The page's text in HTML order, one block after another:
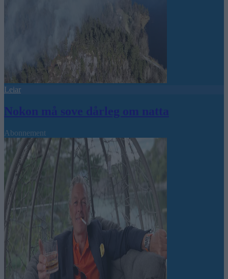
Leiar
Nokon må sove dårleg om natta
Abonnement